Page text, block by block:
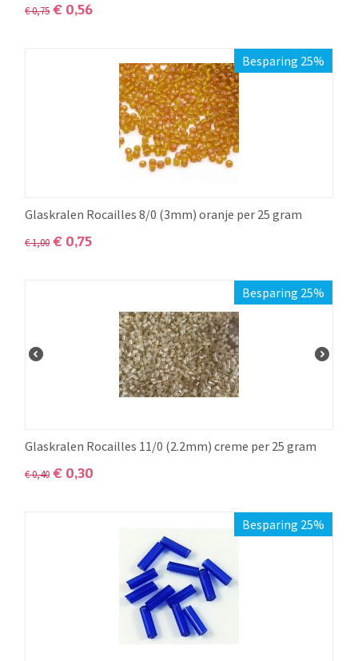
€0,75 € 0,56
Besparing 25%
Glaskralen Rocailles 8/0 (3mm) oranje per 25 gram
€1,00 € 0,75
Besparing 25%
Glaskralen Rocailles 11/0 (2.2mm) creme per 25 gram
€0,40 € 0,30
Besparing 25%